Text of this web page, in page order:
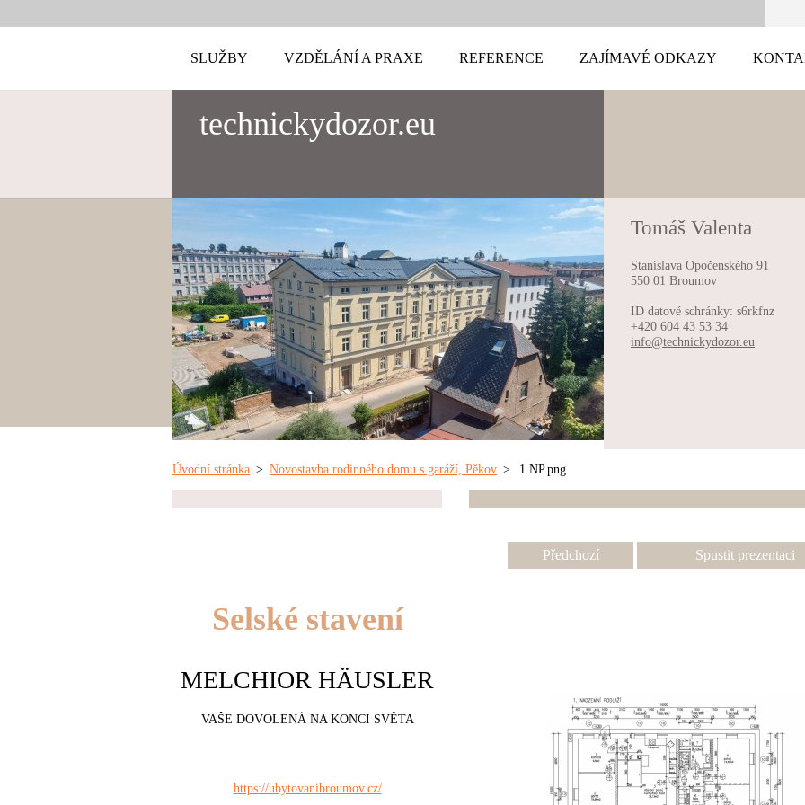
SLUŽBY VZDĚLÁNÍ A PRAXE REFERENCE ZAJÍMAVÉ ODKAZY
technickydozor.eu
Tomáš Valenta
Stanislava Opočenského 91
550 01 Broumov
ID datové schránky: s6rkfnz
+420 604 43 53 34
info@technickydozor.eu
Úvodní stránka > Novostavba rodinného domu s garáží, Pěkov > 1.NP.png
Selské stavení
MELCHIOR HÄUSLER
VAŠE DOVOLENÁ NA KONCI SVĚTA
https://ubytovanibroumov.cz/
Předchozí Spustit prezentaci